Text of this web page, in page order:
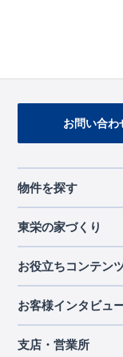
お問い合わ
物件を探す
エリアから探す
北海道・東北
北海道
宮
千葉県
東栄の家づくり
長期優良住宅
住宅性能評価書
ブルーミングガー
お役立ちコンテン
ご契約までの道のり
現地見学ガイド
お客様インタビュ
支店・営業所